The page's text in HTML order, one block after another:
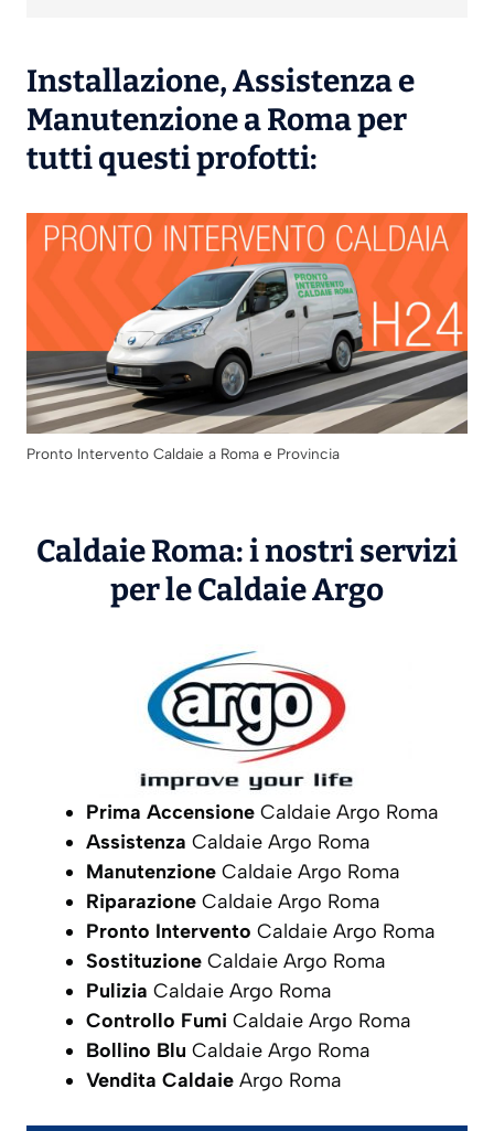
Installazione,Assistenzae
Manutenzionea Roma per
tutti questi profotti:
Pronto Intervento Caldaie a Roma e Provincia
Caldaie Roma: i nostri servizi
per le CaldaieArgo
Prima Accensione Caldaie Argo Roma
Assistenza Caldaie Argo Roma
Manutenzione Caldaie Argo Roma
Riparazione Caldaie Argo Roma
Pronto Intervento Caldaie Argo Roma
Sostituzione Caldaie Argo Roma
Pulizia Caldaie Argo Roma
Controllo Fumi Caldaie Argo Roma
Bollino Blu Caldaie Argo Roma
Vendita Caldaie Argo Roma